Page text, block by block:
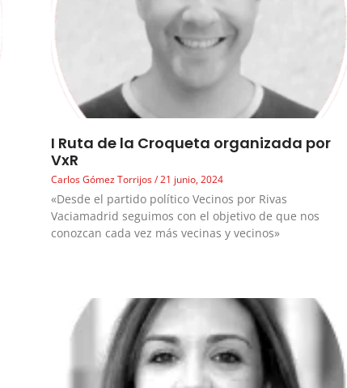
I Ruta de la Croqueta organizada por
VxR
Carlos Gómez Torrijos 21 junio, 2024
«Desde el partido político Vecinos por Rivas
Vaciamadrid seguimos con el objetivo de que nos
conozcan cada vez más vecinas y vecinos»